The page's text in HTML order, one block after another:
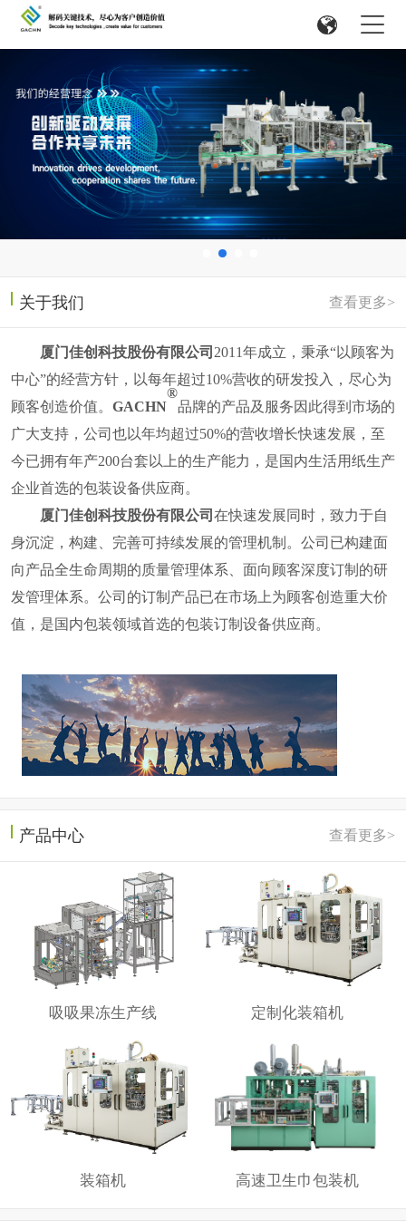
关于我们 查看更多>
厦门佳创科技股份有限公司 2011年成立， 秉承“以顾客为
中心”的经营方针，以每年超过10%营收的研发投入，尽心为
顾客创造价值。 GACHN
®
品牌的产品及服务因此得到市场的
广大支持，公司也以年均超过50%的营收增长快速发展，至
今已拥有年产200台套以上的生产能力，是国内生活用纸生产
企业首选的包装设备供应商。
厦门佳创科技股份有限公司 在快速发展同时，致力于自
身沉淀，构建、完善可持续发展的管理机制。公司已构建面
向产品全生命周期的质量管理体系、面向顾客深度订制的研
发管理体系。公司的订制产品已在市场上为顾客创造重大价
值， 是国内包装领域首选的包装订制设备供应商。
产品中心 查看更多>
吸吸果冻生产线 定制化装箱机
装箱机 高速卫生巾包装机